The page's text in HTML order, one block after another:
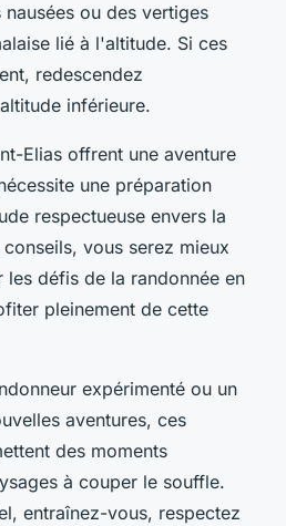
ou des vertiges
lié à l'altitude. Si ces
redescendez
inférieure.
Elias offrent une aventure
une préparation
respectueuse envers la
vous serez mieux
défis de la randonnée en
pleinement de cette
expérimenté ou un
aventures, ces
des moments
à couper le souffle.
entraînez-vous, respectez